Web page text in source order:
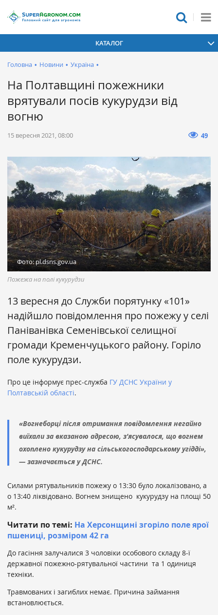
КАТАЛОГ
Головна • Новини • Україна •
На Полтавщині пожежники
врятували посів кукурудзи від
вогню
15 вересня 2021, 08:00 49
Фото: pl.dsns.gov.ua
Пожежа на полі кукурудзи
13 вересня до Служби порятунку «101»
надійшло повідомлення про пожежу у селі
Паніванівка Семенівської селищної
громади Кременчуцького району. Горіло
поле кукурудзи.
Про це інформує прес-служба ГУ ДСНС України у
Полтавській області.
«Вогнеборці після отримання повідомлення негайно
виїхали за вказаною адресою, з’ясувалося, що вогнем
охоплено кукурудзу на сільськогосподарському угідді»,
— зазначається у ДСНС.
Силами рятувальників пожежу о 13:30 було локалізовано, а
о 13:40 ліквідовано. Вогнем знищено кукурудзу на площі 50
м².
Читати по темі: На Херсонщині згоріло поле ярої
пшениці, розміром 42 га
До гасіння залучалися 3 чоловіки особового складу 8-ї
державної пожежно-рятувальної частини та 1 одиниця
техніки.
Травмованих і загиблих немає. Причина займання
встановлюється.